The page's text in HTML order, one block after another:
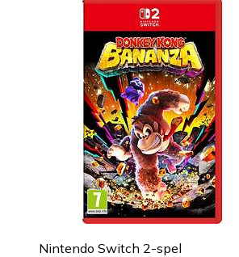
Nintendo Switch 2-spel